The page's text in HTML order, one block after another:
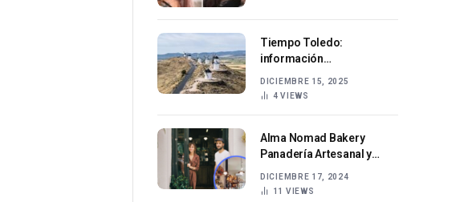
Tiempo Toledo:
información
y vida diaria
DICIEMBRE 15, 2025
4VIEWS
Alma Nomad Bakery
Panadería Artesanal y
DICIEMBRE 17, 2024
11 VIEWS